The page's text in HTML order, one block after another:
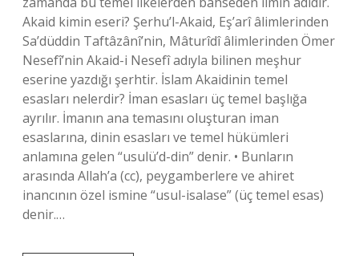
Akaid kimin eseri? Şerhu’l-Akaid, Eş’arî âlimlerinden
Sa’düddin Taftâzânî’nin, Mâturîdî âlimlerinden Ömer
Nesefî’nin Akaid-i Nesefî adıyla bilinen meşhur
eserine yazdığı şerhtir. İslam Akaidinin temel
esasları nelerdir? İman esasları üç temel başlığa
ayrılır. İmanın ana temasını oluşturan iman
esaslarına, dinin esasları ve temel hükümleri
anlamına gelen “usulü’d-din” denir. • Bunların
arasında Allah’a (cc), peygamberlere ve ahiret
inancının özel ismine “usul-isalase” (üç temel esas)
denir.…